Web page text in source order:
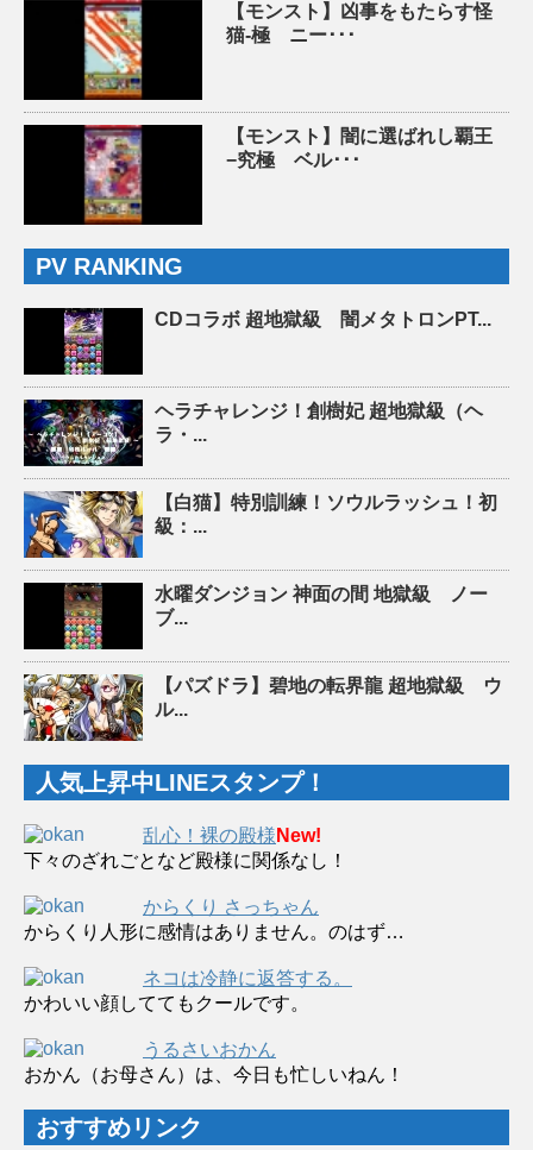
【モンスト】凶事をもたらす怪
猫-極 ニー･･･
【モンスト】闇に選ばれし覇王
−究極 ベル･･･
PV RANKING
CDコラボ 超地獄級 闇メタトロンPT...
ヘラチャレンジ！創樹妃 超地獄級（ヘ
ラ・...
【白猫】特別訓練！ソウルラッシュ！初
級：...
水曜ダンジョン 神面の間 地獄級 ノー
ブ...
【パズドラ】碧地の転界龍 超地獄級 ウ
ル...
人気上昇中LINEスタンプ！
乱心！裸の殿様 New!
下々のざれごとなど殿様に関係なし！
からくり さっちゃん
からくり人形に感情はありません。のはず…
ネコは冷静に返答する。
かわいい顔しててもクールです。
うるさいおかん
おかん（お母さん）は、今日も忙しいねん！
おすすめリンク